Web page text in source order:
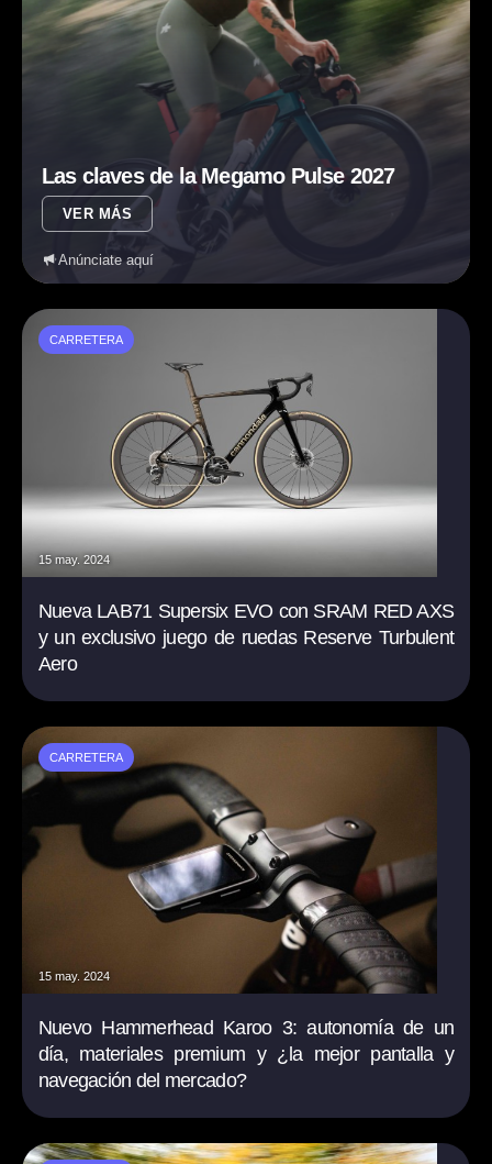
Las claves de la Megamo Pulse 2027
VER MÁS
Anúnciate aquí
CARRETERA
15 may. 2024
Nueva LAB71 Supersix EVO con SRAM RED AXS
y un exclusivo juego de ruedas Reserve Turbulent
Aero
CARRETERA
15 may. 2024
Nuevo Hammerhead Karoo 3: autonomía de un
día, materiales premium y ¿la mejor pantalla y
navegación del mercado?